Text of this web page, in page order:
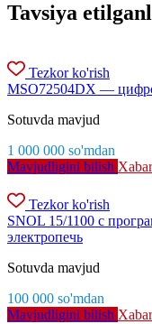
Tavsiya
Tezkor ko'rish
MSO72504DX —
Sotuvda mavjud
1 000 000 so'mdan
Mavjudligini bilish
Tezkor ko'rish
SNOL 15/1100 с
электропечь
Sotuvda mavjud
100 000 so'mdan
Mavjudligini bilish